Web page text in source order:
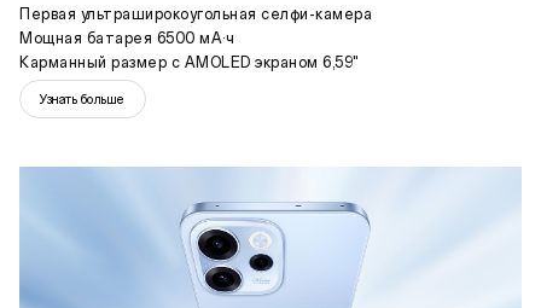
Первая ультраширокоугольная селфи-камера
Мощная батарея 6500 мА·ч
Карманный размер с AMOLED экраном 6,59"
Узнать больше